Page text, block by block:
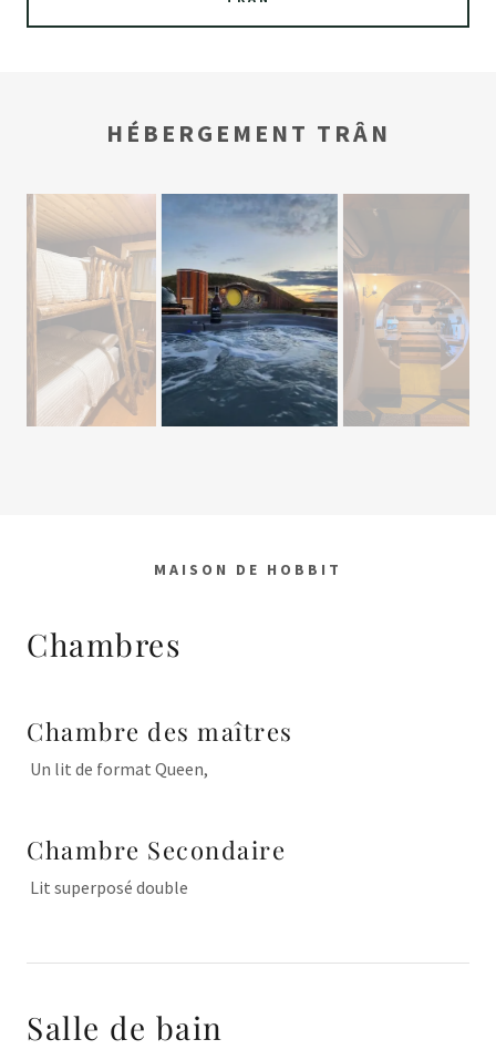
HÉBERGEMENT TRÂN
MAISON DE HOBBIT
Chambres
Chambre des maîtres
Un lit de format Queen,
Chambre Secondaire
Lit superposé double
Salle de bain